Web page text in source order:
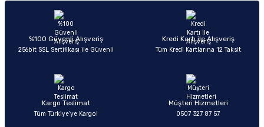
%100 Güvenli Alışveriş
256bit SSL Sertifikası ile Güvenli
Kredi Kartı ile Alışveriş
Tüm Kredi Kartlarına 12 Taksit
Kargo Teslimat
Tüm Türkiye’ye Kargo!
Müşteri Hizmetleri
0507 327 87 57